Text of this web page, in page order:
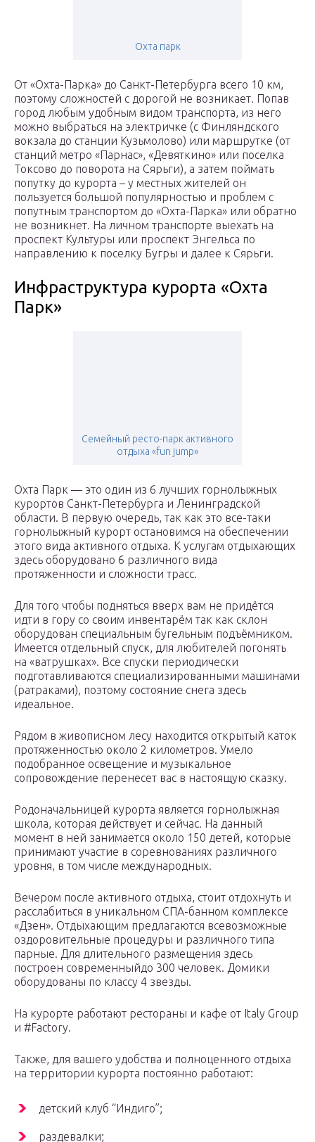
Охта парк
От «Охта-Парка» до Санкт-Петербурга всего 10 км,
поэтому сложностей с дорогой не возникает. Попав
город любым удобным видом транспорта, из него
можно выбраться на электричке (с Финляндского
вокзала до станции Кузьмолово) или маршрутке (от
станций метро «Парнас», «Девяткино» или поселка
Токсово до поворота на Сярьги), а затем поймать
попутку до курорта – у местных жителей он
пользуется большой популярностью и проблем с
попутным транспортом до «Охта-Парка» или обратно
не возникнет. На личном транспорте выехать на
проспект Культуры или проспект Энгельса по
направлению к поселку Бугры и далее к Сярьги.
Инфраструктура курорта «Охта
Парк»
Семейный ресто-парк активного
отдыха «fun jump»
Охта Парк — это один из 6 лучших горнолыжных
курортов Санкт-Петербурга и Ленинградской
области. В первую очередь, так как это все-таки
горнолыжный курорт остановимся на обеспечении
этого вида активного отдыха. К услугам отдыхающих
здесь оборудовано 6 различного вида
протяженности и сложности трасс.
Для того чтобы подняться вверх вам не придётся
идти в гору со своим инвентарём так как склон
оборудован специальным бугельным подъёмником.
Имеется отдельный спуск, для любителей погонять
на «ватрушках». Все спуски периодически
подготавливаются специализированными машинами
(ратраками), поэтому состояние снега здесь
идеальное.
Рядом в живописном лесу находится открытый каток
протяженностью около 2 километров. Умело
подобранное освещение и музыкальное
сопровождение перенесет вас в настоящую сказку.
Родоначальницей курорта является горнолыжная
школа, которая действует и сейчас. На данный
момент в ней занимается около 150 детей, которые
принимают участие в соревнованиях различного
уровня, в том числе международных.
Вечером после активного отдыха, стоит отдохнуть и
расслабиться в уникальном СПА-банном комплексе
«Дзен». Отдыхающим предлагаются всевозможные
оздоровительные процедуры и различного типа
парные. Для длительного размещения здесь
построен современныйдо 300 человек. Домики
оборудованы по классу 4 звезды.
На курорте работают рестораны и кафе от Italy Group
и #Factory.
Также, для вашего удобства и полноценного отдыха
на территории курорта постоянно работают:
детский клуб “Индиго”;
раздевалки;